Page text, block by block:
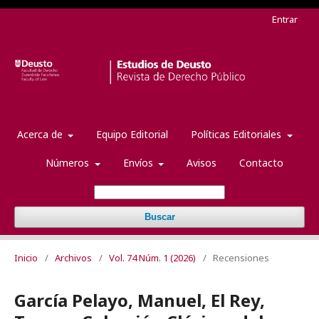
Acerca de Equipo Editorial Políticas Editoriales
Números Envíos Avisos Contacto
Buscar
Entrar
Inicio / Archivos / Vol. 74 Núm. 1 (2026) / Recensiones
García Pelayo, Manuel, El Rey,